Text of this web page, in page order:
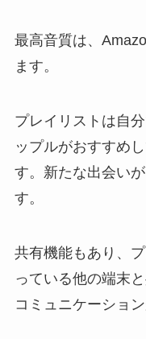
最高音質は、
ます。
プレイリストは自
ップルがおすすめ
す。新たな出会い
す。
共有機能もあり、
っている他の端末
コミュニケーショ